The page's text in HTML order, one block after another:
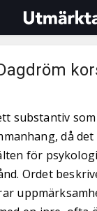
substantiv
då
för
Ordet